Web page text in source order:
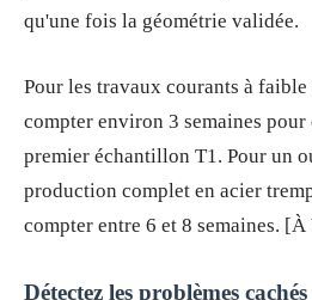
qu'une fois la géométrie validée.
Pour les travaux courants à
compter environ 3 semaines
premier échantillon T1. Pour un
production complet en acier
compter entre 6 et 8 semaines.
Détectez les problèmes